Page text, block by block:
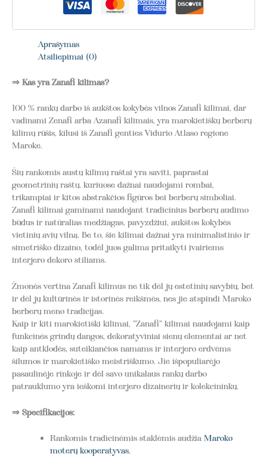
Aprašymas
Atsiliepimai (0)
⇒ Kas yra Zanafi kilimas?
100 % rankų darbo iš aukštos kokybės vilnos Zanafi kilimai, dar
vadinami Zenafi arba Azanafi kilimais, yra marokietiškų berberų
kilimų rūšis, kilusi iš Zanafi genties Vidurio Atlaso regione
Maroke.
Šių rankomis austų kilimų raštai yra saviti, paprastai
geometrinių raštų, kuriuose dažnai naudojami rombai,
trikampiai ir kitos abstrakčios figūros bei berberų simboliai.
Zanafi kilimai gaminami naudojant tradicinius berberų audimo
būdus ir natūralias medžiagas, pavyzdžiui, aukštos kokybės
vietinių avių vilną. Be to, šie kilimai dažnai yra minimalistinio ir
simetriško dizaino, todėl juos galima pritaikyti įvairiems
interjero dekoro stiliams.
Žmonės vertina Zanafi kilimus ne tik dėl jų estetinių savybių, bet
ir dėl jų kultūrinės ir istorinės reikšmės, nes jie atspindi Maroko
berberų meno tradicijas.
Kaip ir kiti marokietiški kilimai, "Zanafi" kilimai naudojami kaip
funkcinės grindų dangos, dekoratyviniai sienų elementai ar net
kaip antklodės, suteikiančios namams ir interjero erdvėms
šilumos ir marokietiško meistriškumo. Jie išpopuliarėjo
pasaulinėje rinkoje ir dėl savo unikalaus rankų darbo
patrauklumo yra ieškomi interjero dizainerių ir kolekcininkų.
⇒ Specifikacijos:
Rankomis tradicinėmis staklėmis audžia Maroko
moterų kooperatyvas,